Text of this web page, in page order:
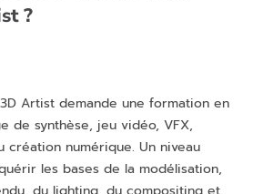
?
Artist demande une formation en
de synthèse, jeu vidéo, VFX,
création numérique. Un niveau
les bases de la modélisation,